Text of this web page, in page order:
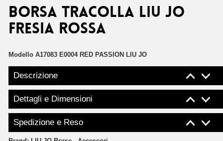
Borsa tracolla Liu Jo
fresia rossa
Modello A17083 E0004 RED PASSION LIU JO
Descrizione
Dettagli e Dimensioni
Spedizione e Reso